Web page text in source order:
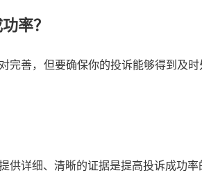
率？
完善，但要确保你的投诉能够得到及
供详细、清晰的证据是提高投诉成功率